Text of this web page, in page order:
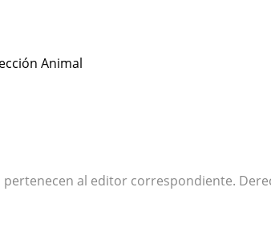
Animal
al editor correspondiente.